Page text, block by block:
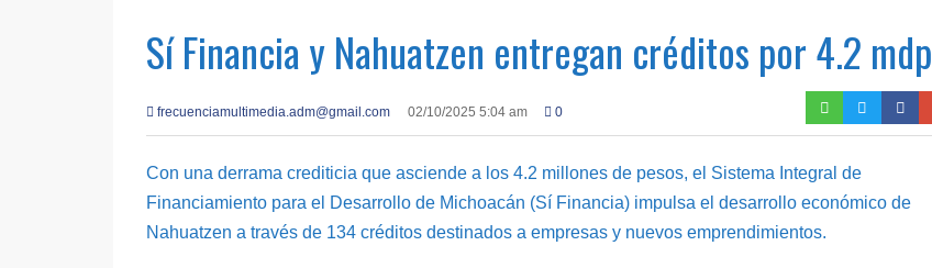
Sí Financia y Nahuatzen entregan créditos por 4.2 mdp
frecuenciamultimedia.adm@gmail.com 02/10/2025 5:04 am 0
Con una derrama crediticia que asciende a los 4.2 millones de pesos, el Sistema Integral de
Financiamiento para el Desarrollo de Michoacán (Sí Financia) impulsa el desarrollo económico de
Nahuatzen a través de 134 créditos destinados a empresas y nuevos emprendimientos.